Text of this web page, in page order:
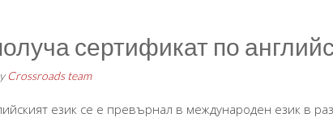
сертификат по
Crossroads team
език се е превърнал в международен език в